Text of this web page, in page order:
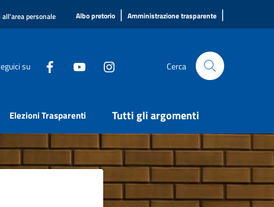
all'area personale Albo pretorio | Amministrazione trasparente |
su Cerca
Elezioni Trasparenti Tutti gli argomenti